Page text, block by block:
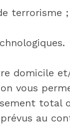
terrorisme ;
domicile
vous
total
au